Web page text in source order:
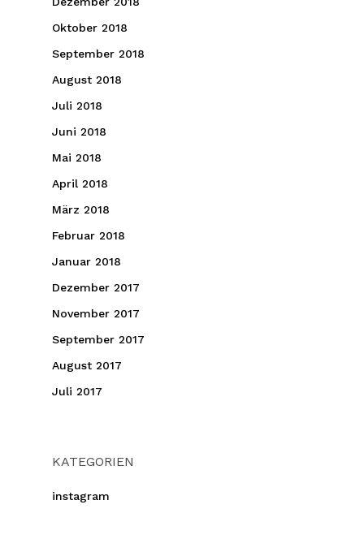
Oktober 2018
September 2018
August 2018
Juli 2018
Juni 2018
Mai 2018
April 2018
März 2018
Februar 2018
Januar 2018
Dezember 2017
November 2017
September 2017
August 2017
Juli 2017
KATEGORIEN
instagram